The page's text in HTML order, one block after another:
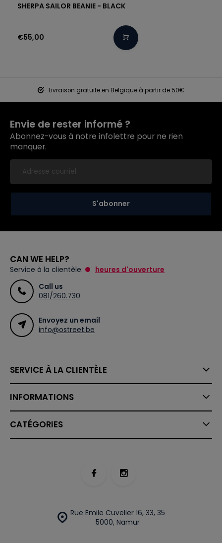
SHERPA SAILOR BEANIE - BLACK
€55,00
Livraison gratuite en Belgique à partir de 50€
Envie de rester informé ?
Abonnez-vous à notre infolettre pour ne rien
manquer.
S'abonner
CAN WE HELP?
Service à la clientèle:
heures d'ouverture
Call us
081/260.730
Envoyez un email
info@ostreet.be
SERVICE À LA CLIENTÈLE
INFORMATIONS
CATÉGORIES
Rue Emile Cuvelier 16, 33, 35
5000, Namur